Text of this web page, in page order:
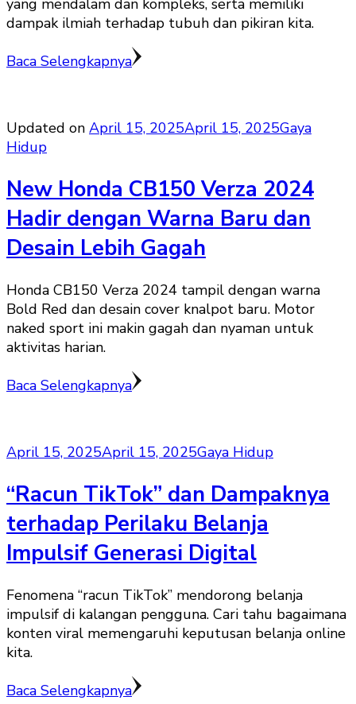
yang mendalam dan kompleks, serta memiliki
dampak ilmiah terhadap tubuh dan pikiran kita.
Baca Selengkapnya
Updated on April 15, 2025April 15, 2025Gaya
Hidup
New Honda CB150 Verza 2024
Hadir dengan Warna Baru dan
Desain Lebih Gagah
Honda CB150 Verza 2024 tampil dengan warna
Bold Red dan desain cover knalpot baru. Motor
naked sport ini makin gagah dan nyaman untuk
aktivitas harian.
Baca Selengkapnya
April 15, 2025April 15, 2025Gaya Hidup
“Racun TikTok” dan Dampaknya
terhadap Perilaku Belanja
Impulsif Generasi Digital
Fenomena “racun TikTok” mendorong belanja
impulsif di kalangan pengguna. Cari tahu bagaimana
konten viral memengaruhi keputusan belanja online
kita.
Baca Selengkapnya